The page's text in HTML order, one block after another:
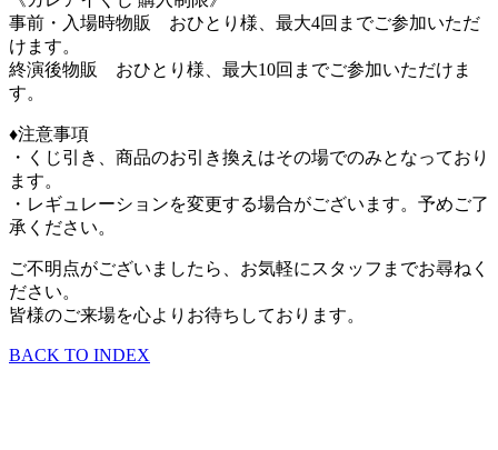
事前・入場時物販 おひとり様、最大4回までご参加いただ
けます。
終演後物販 おひとり様、最大10回までご参加いただけま
す。
♦注意事項
・くじ引き、商品のお引き換えはその場でのみとなっており
ます。
・レギュレーションを変更する場合がございます。予めご了
承ください。
ご不明点がございましたら、お気軽にスタッフまでお尋ねく
ださい。
皆様のご来場を心よりお待ちしております。
BACK TO INDEX